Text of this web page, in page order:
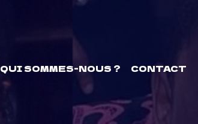
QUI SOMMES-NOUS ? CONTACT